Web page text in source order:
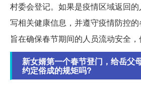
村委会登记。如果是疫情区域返回
写相关健康信息，并遵守疫情防控
旨在确保春节期间的人员流动安全，
新女婿第一个春节登门，给岳父
约定俗成的规矩吗?